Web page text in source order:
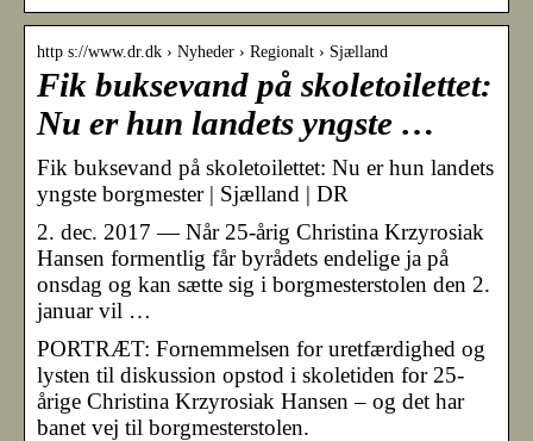
http s://www.dr.dk › Nyheder › Regionalt › Sjælland
Fik buksevand på skoletoilettet:
Nu er hun landets yngste …
Fik buksevand på skoletoilettet: Nu er hun landets
yngste borgmester | Sjælland | DR
2. dec. 2017 — Når 25-årig Christina Krzyrosiak
Hansen formentlig får byrådets endelige ja på
onsdag og kan sætte sig i borgmesterstolen den 2.
januar vil …
PORTRÆT: Fornemmelsen for uretfærdighed og
lysten til diskussion opstod i skoletiden for 25-
årige Christina Krzyrosiak Hansen – og det har
banet vej til borgmesterstolen.